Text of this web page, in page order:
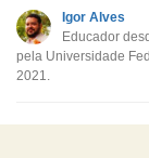
Este
Outro
Igor Alves
Educador
pela Universidade
2021.